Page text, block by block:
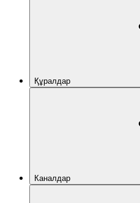
Құралдар
Каналдар